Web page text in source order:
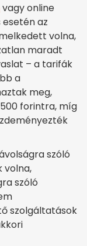
vagy online
az
volna,
maradt
– a tarifák
a
meg,
forintra, míg
szóló
volna,
szóló
szolgáltatások